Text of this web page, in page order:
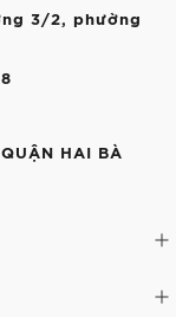
3/2, phường
HAI BÀ